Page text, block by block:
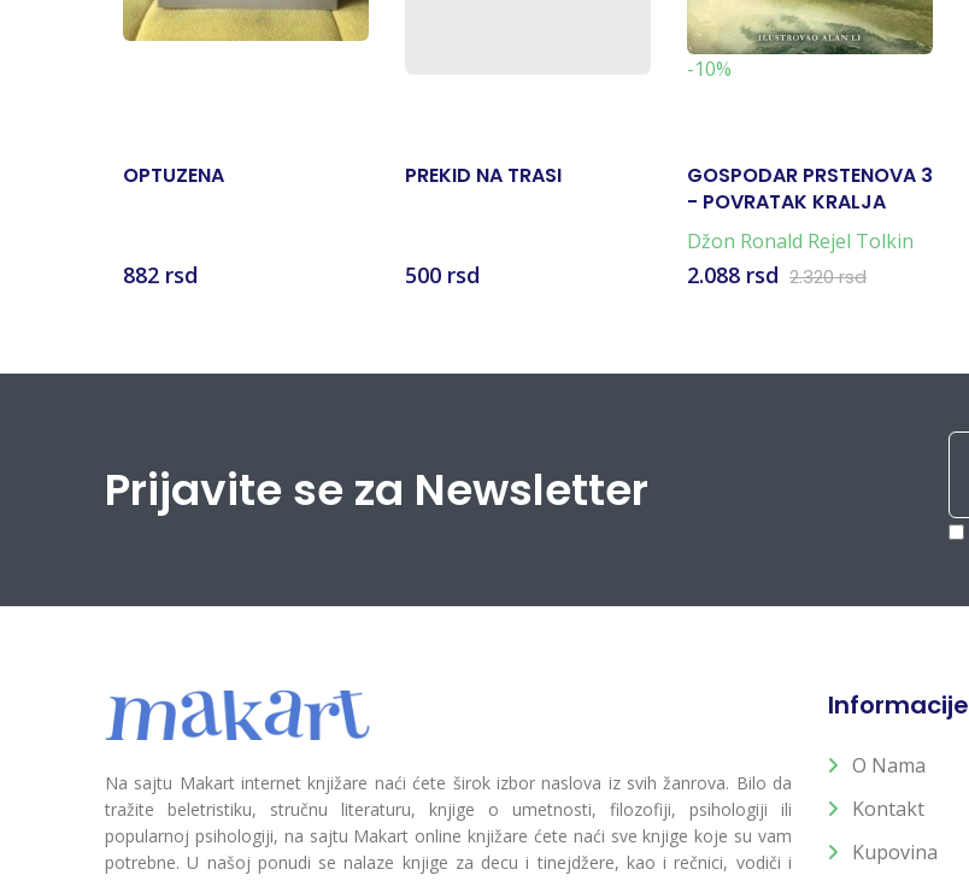
OPTUZENA
882 rsd
PREKID NA TRASI
500 rsd
-10%
GOSPODAR PRSTENOVA 3
- POVRATAK KRALJA
Džon Ronald Rejel Tolkin
2.088 rsd 2.320 rsd
Prijavite se za Newsletter
Na sajtu Makart internet knjižare naći ćete širok izbor naslova iz svih žanrova. Bilo da
tražite beletristiku, stručnu literaturu, knjige o umetnosti, filozofiji, psihologiji ili
popularnoj psihologiji, na sajtu Makart online knjižare ćete naći sve knjige koje su vam
potrebne. U našoj ponudi se nalaze knjige za decu i tinejdžere, kao i rečnici, vodiči i
Informacije
O Nama
Kontakt
Kupovina